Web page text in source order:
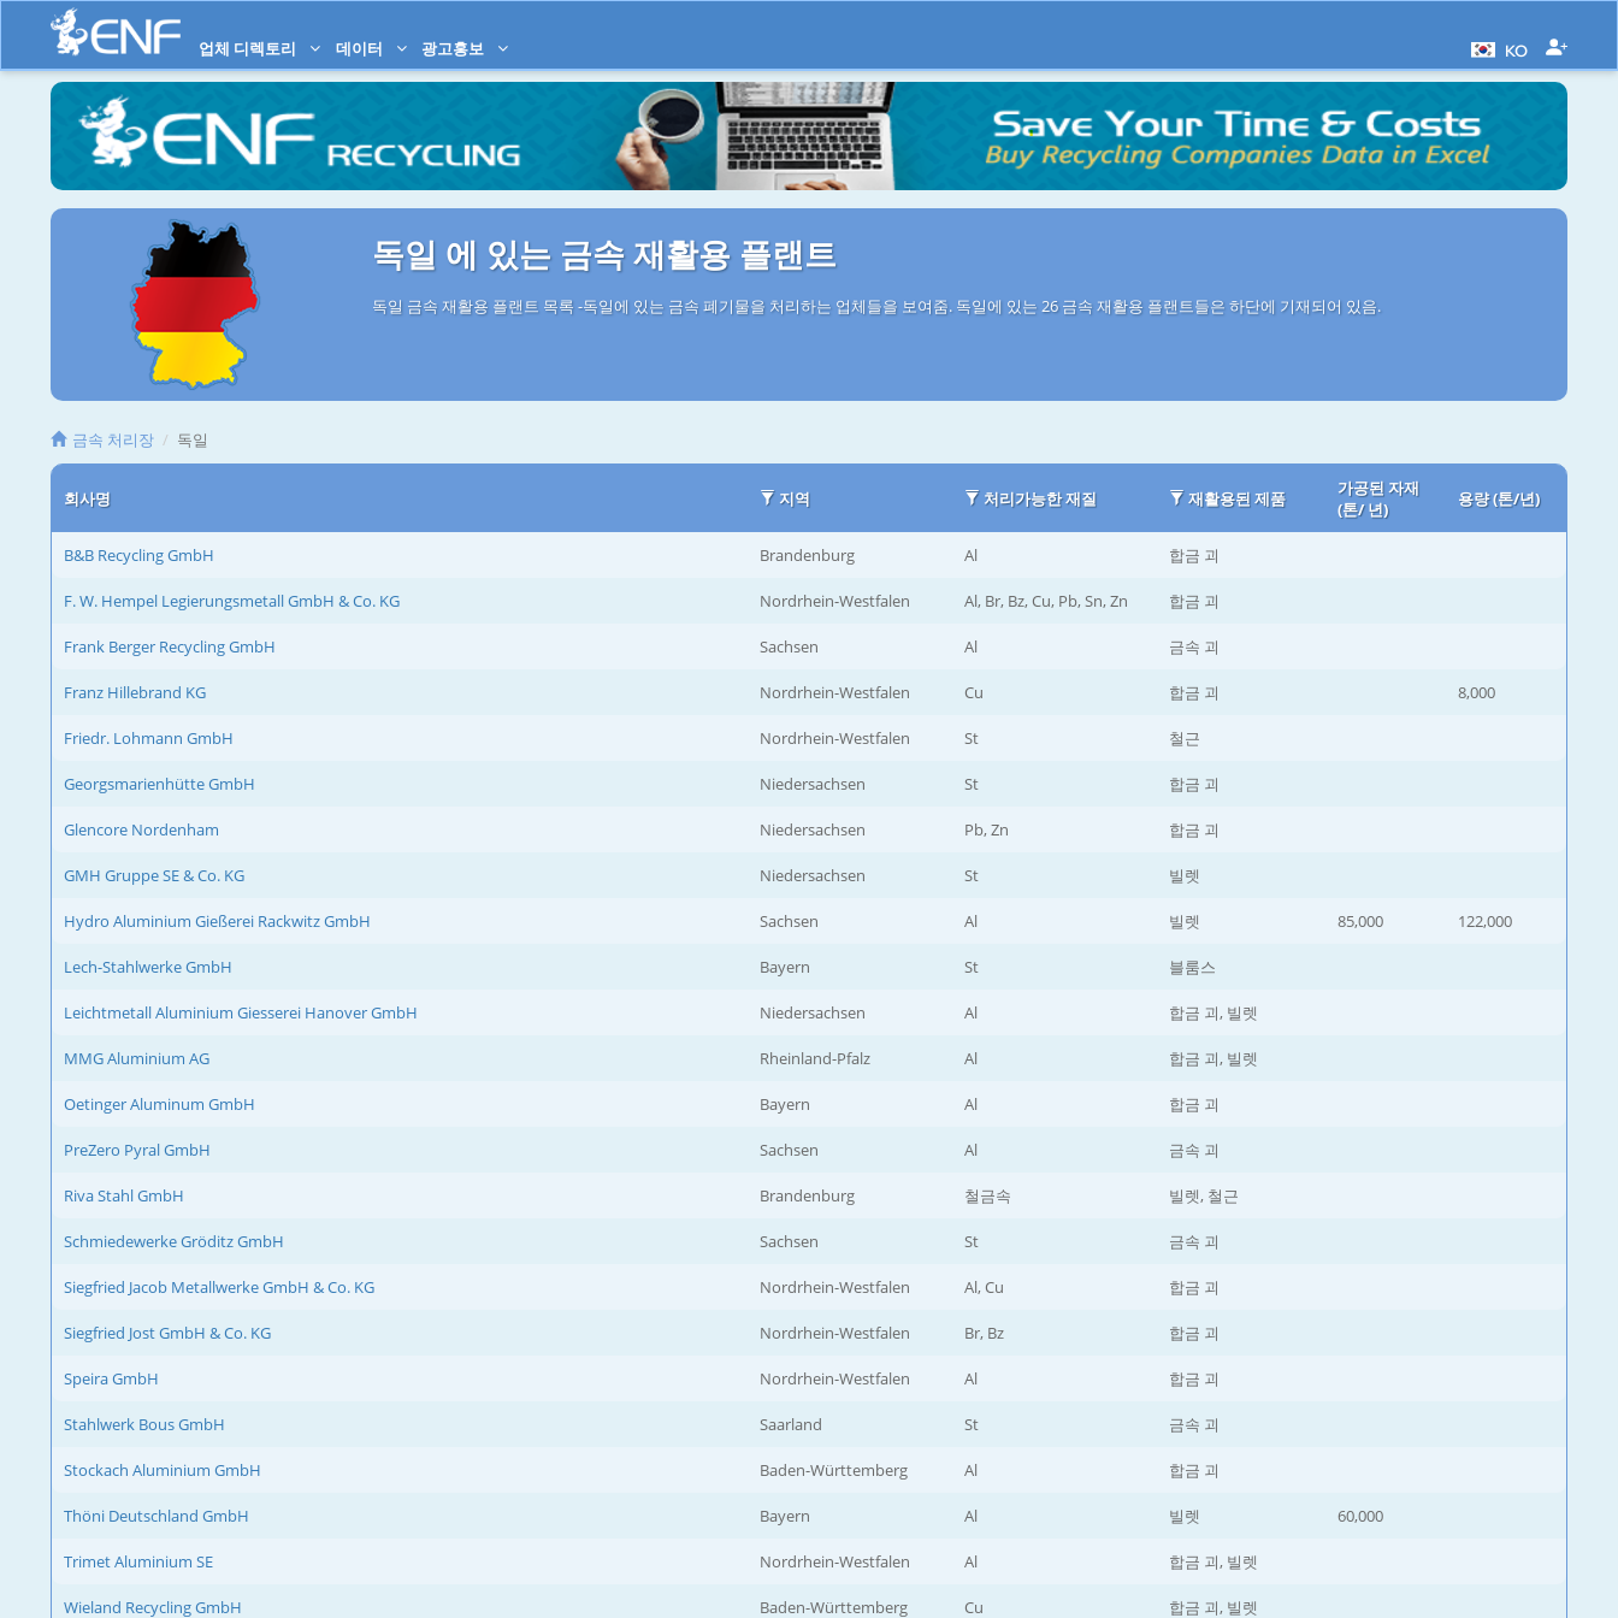
업체 디렉토리 데이터 광고홍보 KO
독일 에 있는 금속 재활용 플랜트
독일 금속 재활용 플랜트 목록 -독일에 있는 금속 폐기물을 처리하는 업체들을 보여줌. 독일에 있는 26 금속 재활용 플랜트들은 하단에 기재되어 있음.
금속 처리장 독일
회사명 지역 처리가능한 재질 재활용된 제품
가공된 자재
(톤/ 년)
용량 (톤/년)
B&B Recycling GmbH Brandenburg Al 합금 괴
F. W. Hempel Legierungsmetall GmbH & Co. KG Nordrhein-Westfalen Al, Br, Bz, Cu, Pb, Sn, Zn 합금 괴
Frank Berger Recycling GmbH Sachsen Al 금속 괴
Franz Hillebrand KG Nordrhein-Westfalen Cu 합금 괴 8,000
Friedr. Lohmann GmbH Nordrhein-Westfalen St 철근
Georgsmarienhütte GmbH Niedersachsen St 합금 괴
Glencore Nordenham Niedersachsen Pb, Zn 합금 괴
GMH Gruppe SE & Co. KG Niedersachsen St 빌렛
Hydro Aluminium Gießerei Rackwitz GmbH Sachsen Al 빌렛 85,000 122,000
Lech-Stahlwerke GmbH Bayern St 블룸스
Leichtmetall Aluminium Giesserei Hanover GmbH Niedersachsen Al 합금 괴, 빌렛
MMG Aluminium AG Rheinland-Pfalz Al 합금 괴, 빌렛
Oetinger Aluminum GmbH Bayern Al 합금 괴
PreZero Pyral GmbH Sachsen Al 금속 괴
Riva Stahl GmbH Brandenburg 철금속 빌렛, 철근
Schmiedewerke Gröditz GmbH Sachsen St 금속 괴
Siegfried Jacob Metallwerke GmbH & Co. KG Nordrhein-Westfalen Al, Cu 합금 괴
Siegfried Jost GmbH & Co. KG Nordrhein-Westfalen Br, Bz 합금 괴
Speira GmbH Nordrhein-Westfalen Al 합금 괴
Stahlwerk Bous GmbH Saarland St 금속 괴
Stockach Aluminium GmbH Baden-Württemberg Al 합금 괴
Thöni Deutschland GmbH Bayern Al 빌렛 60,000
Trimet Aluminium SE Nordrhein-Westfalen Al 합금 괴, 빌렛
Wieland Recycling GmbH Baden-Württemberg Cu 합금 괴, 빌렛